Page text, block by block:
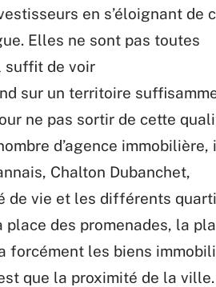
en s’éloignant de
Elles ne sont pas toutes
suffit de voir
sur un territoire
ne pas sortir de cette
d’agence immobilière,
Chalton Dubanchet,
de vie et les différents
des promenades, la
forcément les biens
que la proximité de la ville.